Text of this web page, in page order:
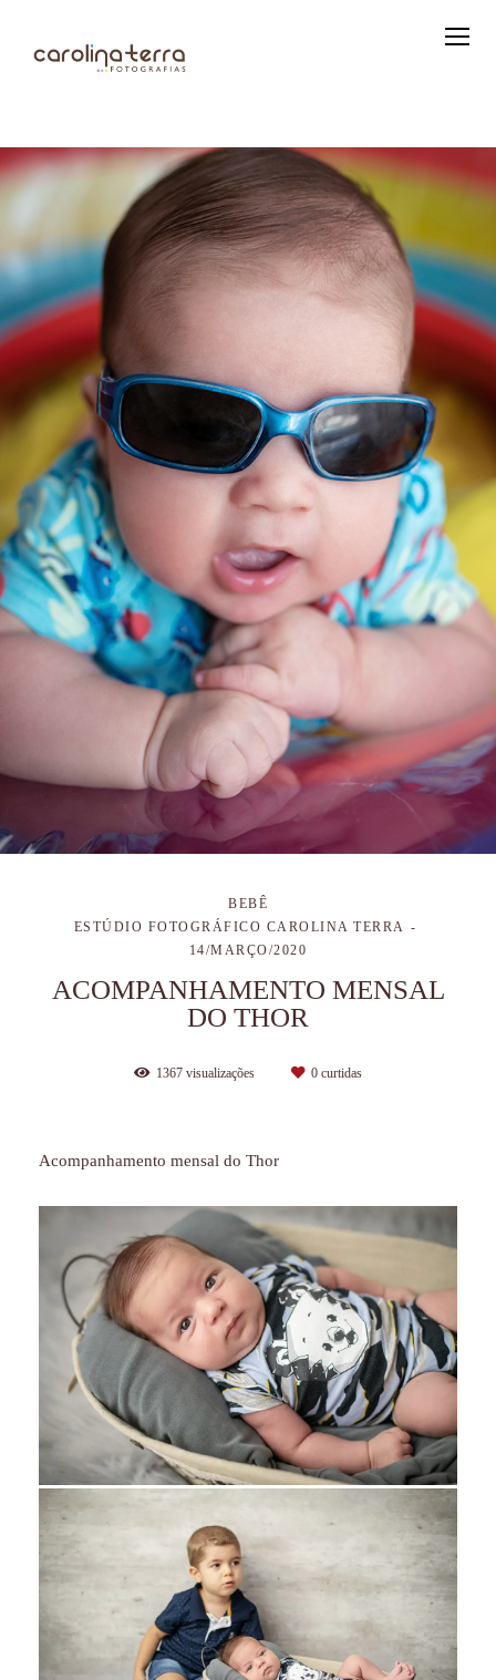
BEBÊ
ESTÚDIO FOTOGRÁFICO CAROLINA TERRA
14/MARÇO/2020
ACOMPANHAMENTO MENSAL
DO THOR
1367 visualizações 0 curtidas
Acompanhamento mensal do Thor